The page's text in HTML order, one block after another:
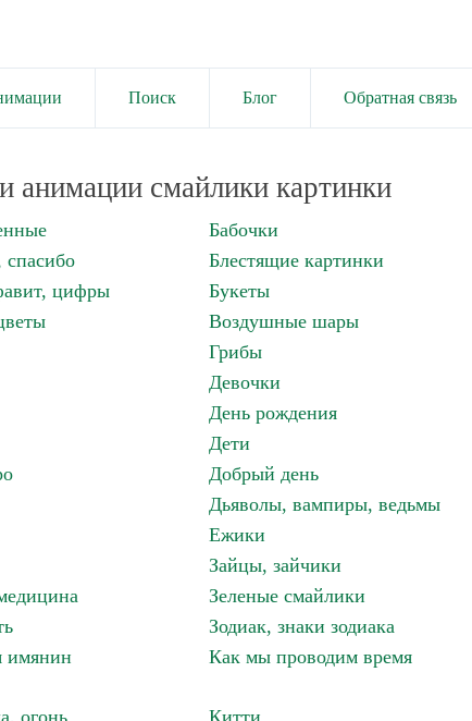
Поиск Блог Обратная связь
анимации смайлики картинки
Бабочки
спасибо
Блестящие картинки
цифры
Букеты
Воздушные шары
Грибы
Девочки
День рождения
Дети
Добрый день
Дьяволы, вампиры, ведьмы
Ежики
Зайцы, зайчики
Зеленые смайлики
Зодиак, знаки зодиака
имянин Как мы проводим время
огонь
Китти